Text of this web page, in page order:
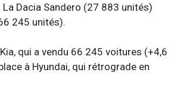
Dacia Sandero (27 883 unités)
245 unités).
qui a vendu 66 245 voitures (+4,6
à Hyundai, qui rétrograde en